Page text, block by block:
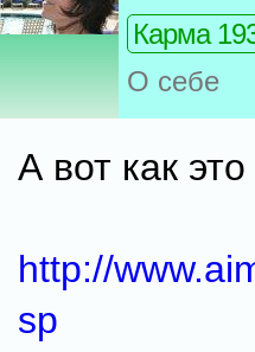
Карма
О себе
А вот как
http://
sp